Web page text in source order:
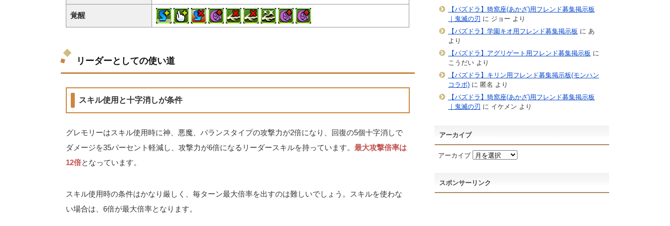
覚醒
リーダーとしての使い道
スキル使用と十字消しが条件
グレモリーはスキル使用時に神、悪魔、バランスタイプの攻撃力が2倍になり、回復の5個十字消しで
ダメージを35パーセント軽減し、攻撃力が6倍になるリーダースキルを持っています。 最大攻撃倍率は
12倍となっています。
スキル使用時の条件はかなり厳しく、毎ターン最大倍率を出すのは難しいでしょう。スキルを使わな
い場合は、6倍が最大倍率となります。
【パズドラ】猗窩座(あかざ)用フレンド募集掲示板
｜鬼滅の刃 に ジョー より
【パズドラ】学園キオ用フレンド募集掲示板 に あ
より
【パズドラ】アグリゲート用フレンド募集掲示板 に
こうだいより
【パズドラ】キリン用フレンド募集掲示板(モンハン
コラボ)に 匿名 より
【パズドラ】猗窩座(あかざ)用フレンド募集掲示板
｜鬼滅の刃 に イケメン より
アーカイブ
アーカイブ
スポンサーリンク